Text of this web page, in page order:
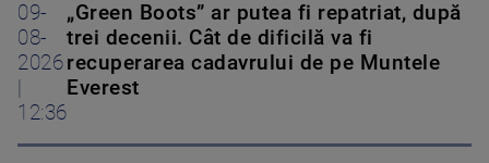
09-
08-
2026
12:36
„Green Boots” ar putea fi repatriat, după
trei decenii. Cât de dificilă va fi
recuperarea cadavrului de pe Muntele
Everest